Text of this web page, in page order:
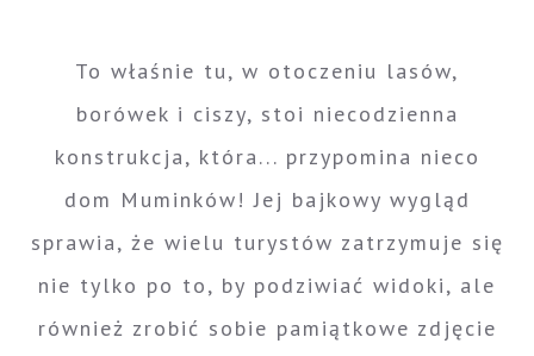
To właśnie tu, w otoczeniu lasów,
borówek i ciszy, stoi niecodzienna
konstrukcja, która... przypomina nieco
dom Muminków! Jej bajkowy wygląd
sprawia, że wielu turystów zatrzymuje się
nie tylko po to, by podziwiać widoki, ale
również zrobić sobie pamiątkowe zdjęcie